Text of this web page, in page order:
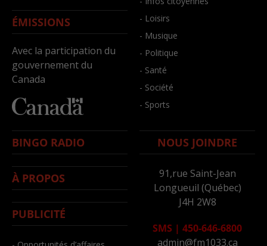
ÉMISSIONS
Avec la participation du
gouvernement du
Canada
- Loisirs
- Musique
- Politique
- Santé
- Société
- Sports
BINGO RADIO
À PROPOS
PUBLICITÉ
NOUS JOINDRE
91,rue Saint-Jean
Longueuil (Québec)
J4H 2W8
SMS | 450-646-6800
admin@fm1033.ca